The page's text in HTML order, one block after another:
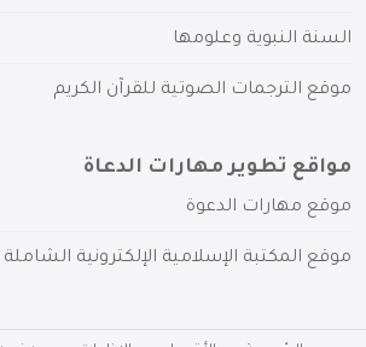
السنة النبوية وعلومها
موقع الترجمات الصوتية للقرآن الكريم
مواقع تطوير مهارات الدعاة
موقع مهارات الدعوة
موقع المكتبة الإسلامية الإلكترونية الشاملة